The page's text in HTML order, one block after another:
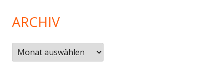
ARCHIV
Archiv